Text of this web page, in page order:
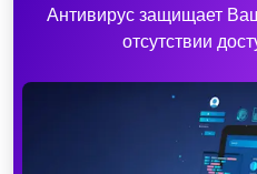
Антивирус защищает
отсутствии